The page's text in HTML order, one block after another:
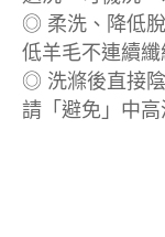
◎ 柔洗、降低
低羊毛不連續
◎ 洗滌後直接
請「避免」中高